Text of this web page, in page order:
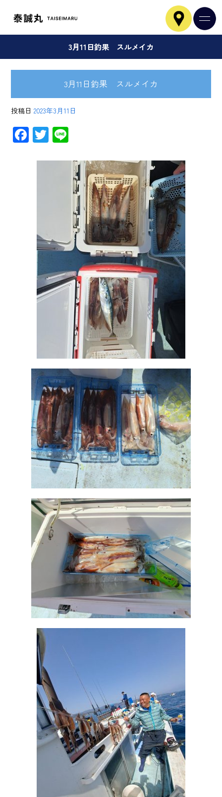
3月11日釣果 スルメイカ
3月11日釣果 スルメイカ
投稿日 2023年3月11日
F
e
T
tt